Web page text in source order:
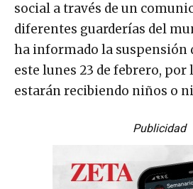
social a través de un
diferentes guarderías del
ha informado la suspensión
este lunes 23 de febrero, por
estarán recibiendo niños o
Publicidad